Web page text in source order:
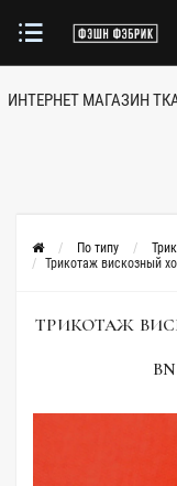
ИНТЕРНЕТ МАГАЗИН
По типу
Трикотаж вискозный
ТРИКОТАЖ